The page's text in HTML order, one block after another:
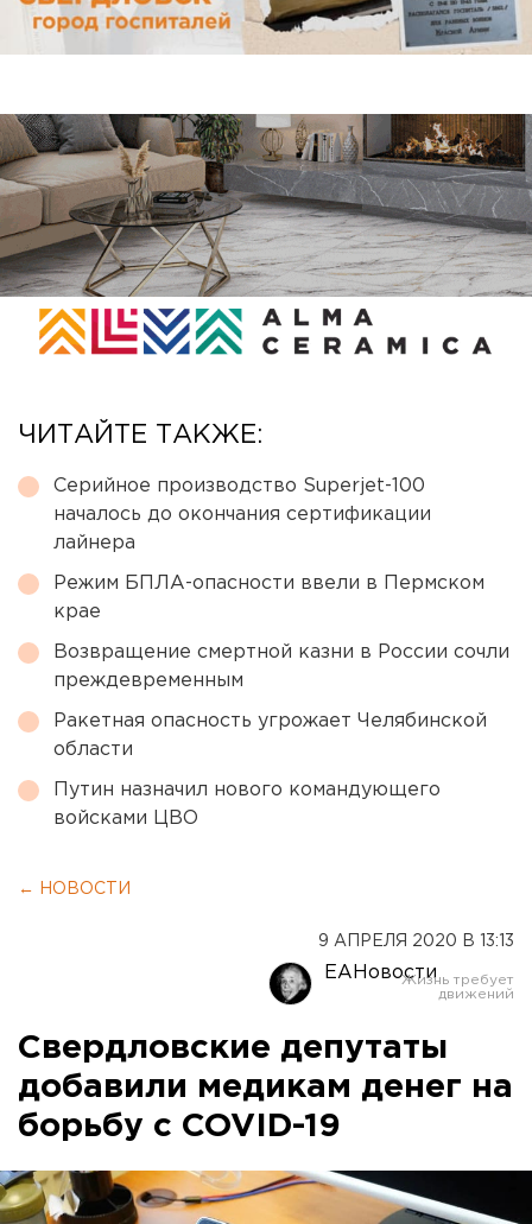
ЧИТАЙТЕ ТАКЖЕ:
Серийное производство Superjet-100
началось до окончания сертификации
лайнера
Режим БПЛА-опасности ввели в Пермском
крае
Возвращение смертной казни в России сочли
преждевременным
Ракетная опасность угрожает Челябинской
области
Путин назначил нового командующего
войсками ЦВО
← НОВОСТИ
9 АПРЕЛЯ 2020 В 13:13
ЕАНовости
Свердловские депутаты
добавили медикам денег на
борьбу с COVID-19